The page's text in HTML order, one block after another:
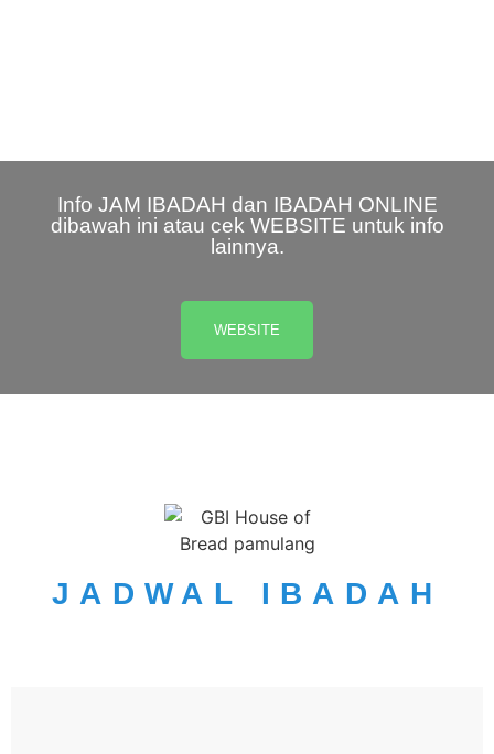
Info JAM IBADAH dan IBADAH ONLINE
dibawah ini atau cek WEBSITE untuk info
lainnya.
WEBSITE
JADWAL IBADAH